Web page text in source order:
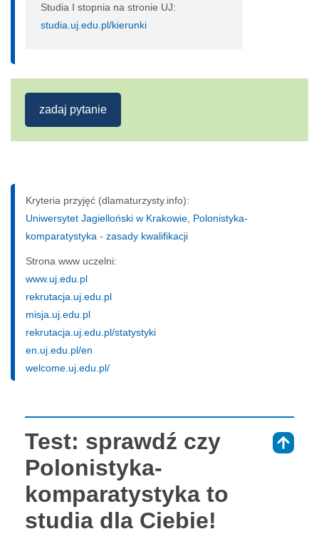
Studia I stopnia na stronie UJ:
studia.uj.edu.pl/kierunki
zadaj pytanie
Kryteria przyjęć (dlamaturzysty.info):
Uniwersytet Jagielloński w Krakowie, Polonistyka-
komparatystyka - zasady kwalifikacji
Strona www uczelni:
www.uj.edu.pl
rekrutacja.uj.edu.pl
misja.uj.edu.pl
rekrutacja.uj.edu.pl/statystyki
en.uj.edu.pl/en
welcome.uj.edu.pl/
Test: sprawdź czy
Polonistyka-
komparatystyka to
studia dla Ciebie!